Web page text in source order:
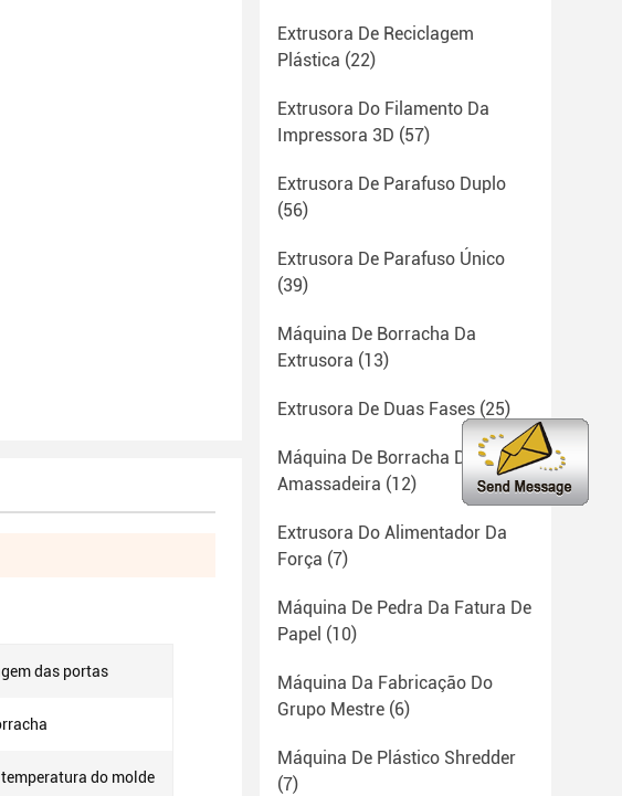
das portas
do molde
Extrusora De Reciclagem
Plástica (22)
Extrusora Do Filamento Da
Impressora 3D (57)
Extrusora De Parafuso Duplo
(56)
Extrusora De Parafuso Único
(39)
Máquina De Borracha Da
Extrusora (13)
Extrusora De Duas Fases (25)
Máquina De Borracha Da
Amassadeira (12)
Extrusora Do Alimentador Da
Força (7)
Máquina De Pedra Da Fatura De
Papel (10)
Máquina Da Fabricação Do
Grupo Mestre (6)
Máquina De Plástico Shredder
(7)